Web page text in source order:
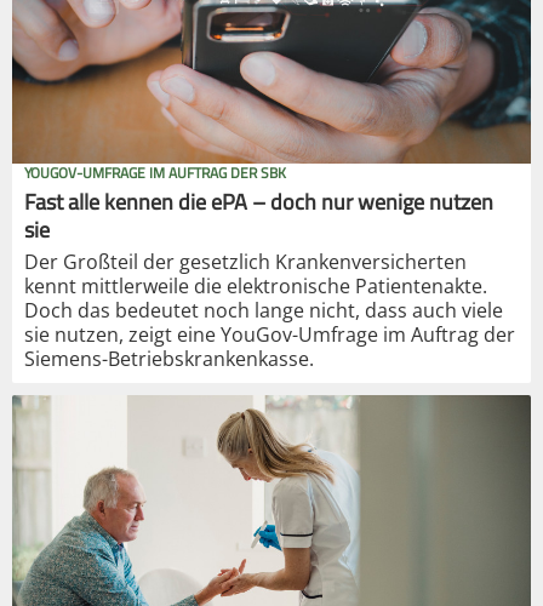
YOUGOV-UMFRAGE IM AUFTRAG DER SBK
Fast alle kennen die ePA – doch nur wenige nutzen
sie
Der Großteil der gesetzlich Krankenversicherten
kennt mittlerweile die elektronische Patientenakte.
Doch das bedeutet noch lange nicht, dass auch viele
sie nutzen, zeigt eine YouGov-Umfrage im Auftrag der
Siemens-Betriebskrankenkasse.